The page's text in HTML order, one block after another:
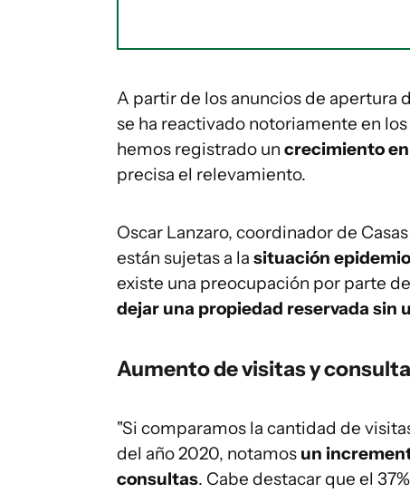
A partir de los anuncios de apertura
se ha reactivado notoriamente en
hemos registrado un crecimiento
precisa el relevamiento.
Oscar Lanzaro, coordinador de
están sujetas a la situación
existe una preocupación por parte
dejar una propiedad reservada sin
Aumento de visitas y
"Si comparamos la cantidad de
del año 2020, notamos un
consultas. Cabe destacar que el